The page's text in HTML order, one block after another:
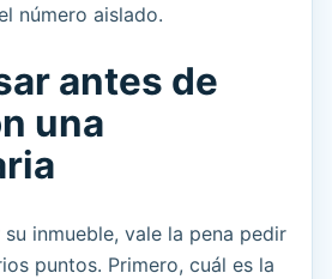
número aislado.
antes de
una
inmueble, vale la pena pedir
puntos. Primero, cuál es la